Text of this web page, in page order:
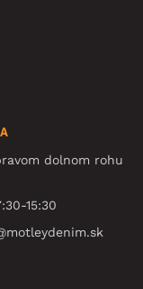
dolnom rohu
15:30